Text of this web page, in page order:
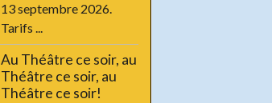
13 septembre 2026.
Tarifs ...
Au Théâtre ce soir, au
Théâtre ce soir, au
Théâtre ce soir!